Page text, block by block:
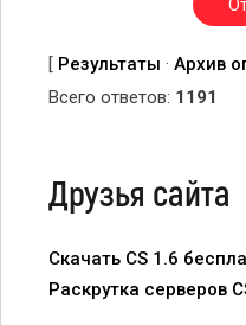
[ Результаты · Архив
Всего ответов: 1191
Друзья сайта
Скачать CS 1.6
Раскрутка серверов